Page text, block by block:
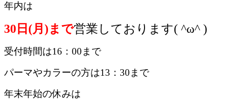
年内は
30日(月)まで営業しております( ^ω^ )
受付時間は16：00まで
パーマやカラーの方は13：30まで
年末年始の休みは